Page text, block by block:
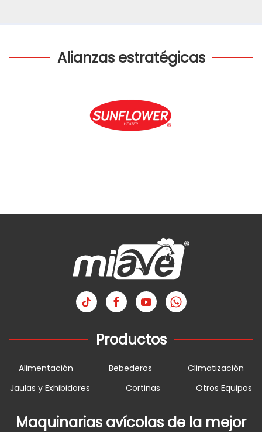
Alianzas estratégicas
Productos
Alimentación Bebederos
Climatización
Jaulas y Exhibidores
Cortinas Otros Equipos
Maquinarias avícolas de la mejor